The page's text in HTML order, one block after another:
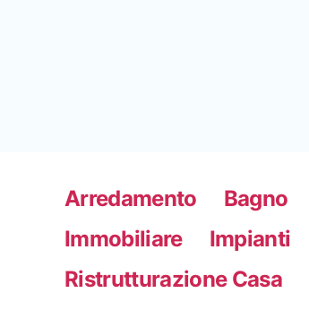
Arredamento Bagno
Immobiliare
Impianti
Ristrutturazione Casa